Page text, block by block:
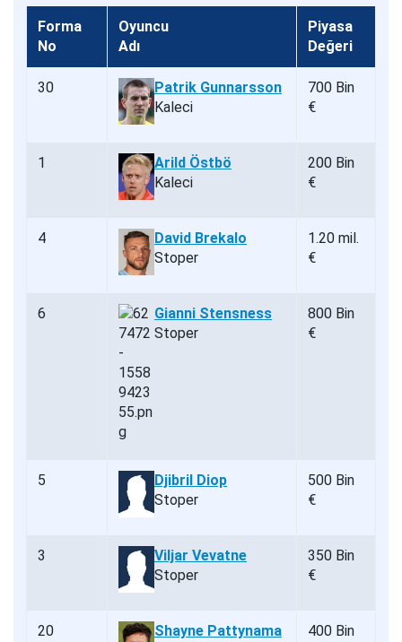
Forma
No
Oyuncu
Adı
Piyasa
Değeri
30
Patrik Gunnarsson
Kaleci
700 Bin
€
1
Arild Östbö
Kaleci
200 Bin
€
4
David Brekalo
Stoper
1.20 mil.
€
6
Gianni Stensness
Stoper
800 Bin
€
5
Djibril Diop
Stoper
500 Bin
€
3
Viljar Vevatne
Stoper
350 Bin
€
20
Shayne Pattynama
400 Bin